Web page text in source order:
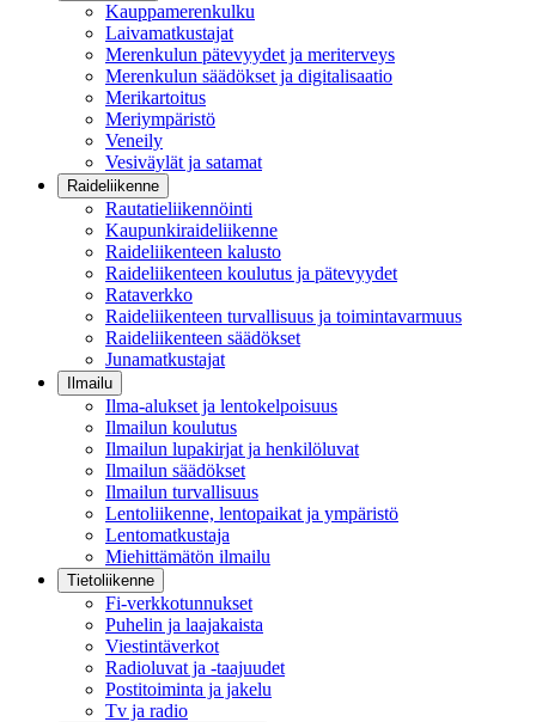
Kauppamerenkulku
Laivamatkustajat
Merenkulun pätevyydet ja meriterveys
Merenkulun säädökset ja digitalisaatio
Merikartoitus
Meriympäristö
Veneily
Vesiväylät ja satamat
Raideliikenne
Rautatieliikennöinti
Kaupunkiraideliikenne
Raideliikenteen kalusto
Raideliikenteen koulutus ja pätevyydet
Rataverkko
Raideliikenteen turvallisuus ja toimintavarmuus
Raideliikenteen säädökset
Junamatkustajat
Ilmailu
Ilma-alukset ja lentokelpoisuus
Ilmailun koulutus
Ilmailun lupakirjat ja henkilöluvat
Ilmailun säädökset
Ilmailun turvallisuus
Lentoliikenne, lentopaikat ja ympäristö
Lentomatkustaja
Miehittämätön ilmailu
Tietoliikenne
Fi-verkkotunnukset
Puhelin ja laajakaista
Viestintäverkot
Radioluvat ja -taajuudet
Postitoiminta ja jakelu
Tv ja radio